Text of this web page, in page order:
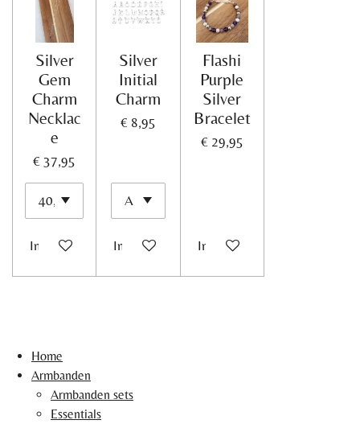
Silver
Gem
Charm
Necklac
e
€ 37,95
In winkelwagen
Silver
Initial
Charm
€ 8,95
In winkelwagen
Flashi
Purple
Silver
Bracelet
€ 29,95
In winkelwagen
Home
Armbanden
Armbanden sets
Essentials